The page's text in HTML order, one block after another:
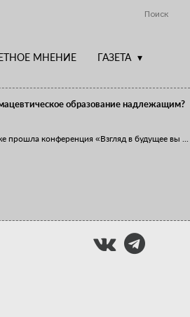
Поиск
МНЕНИЕ ГАЗЕТА
образование надлежащим?
прошла конференция «Взгляд в будущее вы